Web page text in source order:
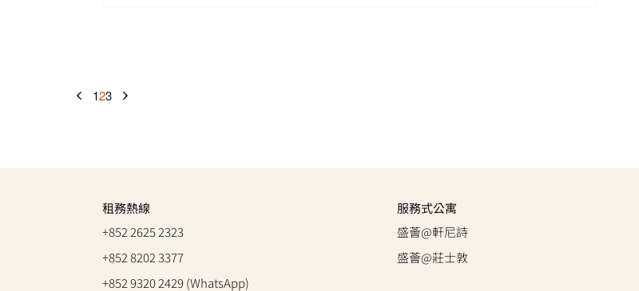
1LINK
2LINK
3LINK
租務熱線
+852 2625 2323
+852 8202 3377
+852 9320 2429 (WhatsApp)
服務式公寓
盛薈@軒尼詩
盛薈@莊士敦